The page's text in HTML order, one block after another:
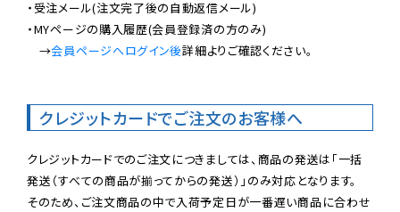
・受注メール(注文完了後の自動返信メール)
・MYページの購入履歴(会員登録済の方のみ)
→会員ページへログイン後詳細よりご確認ください。
クレジットカードでご注文のお客様へ
クレジットカードでのご注文につきましては、商品の発送は「一括
発送（すべての商品が揃ってからの発送）」のみ対応となります。
そのため、ご注文商品の中で入荷予定日が一番遅い商品に合わせ